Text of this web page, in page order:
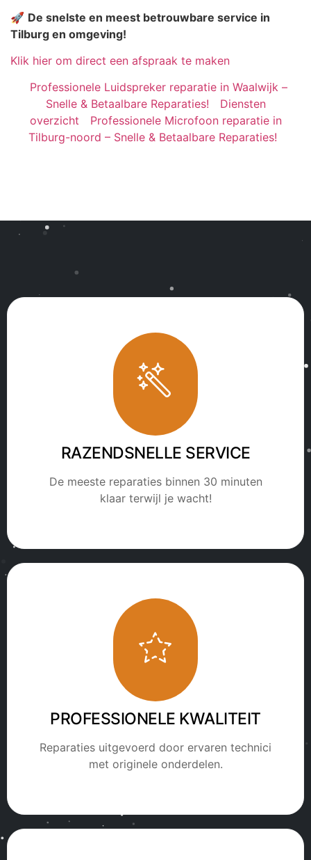
🚀 De snelste en meest betrouwbare service in
Tilburg en omgeving!
Klik hier om direct een afspraak te maken
Professionele Luidspreker reparatie in Waalwijk –
Snelle & Betaalbare Reparaties!
Diensten
overzicht
Professionele Microfoon reparatie in
Tilburg-noord – Snelle & Betaalbare Reparaties!
RAZENDSNELLE SERVICE
De meeste reparaties binnen 30 minuten
klaar terwijl je wacht!
PROFESSIONELE KWALITEIT
Reparaties uitgevoerd door ervaren technici
met originele onderdelen.